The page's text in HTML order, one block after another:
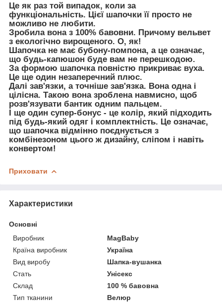
Це як раз той випадок, коли за
функціональність. Цієї шапочки її просто не
можливо не любити.
Зробила вона з 100% бавовни. Причому вельвет
з екологічно вирощеного. О, як!
Шапочка не має бубону-помпона, а це означає,
що будь-капюшон буде вам не перешкодою.
За формою шапочка повністю прикриває вуха.
Це ще один незаперечний плюс.
Далі зав'язки, а точніше зав'язка. Вона одна і
цілісна. Такою вона зроблена навмисно, щоб
розв'язувати бантик одним пальцем.
І ще один супер-бонус - це колір, який підходить
під будь-який одяг і комплектність. Це означає,
що шапочка відмінно поєднується з
комбінезоном цього ж дизайну, сліпом і навіть
конвертом!
Приховати
Характеристики
Основні
Виробник
MagBaby
Країна виробник
Україна
Вид виробу
Шапка-вушанка
Стать
Унісекс
Склад
100 % бавовна
Тип тканини
Велюр